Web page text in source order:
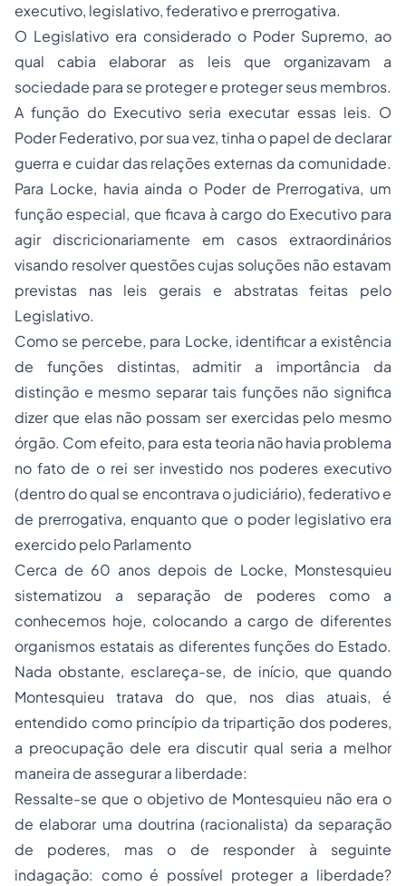
executivo, legislativo, federativo e prerrogativa.
O Legislativo era considerado o Poder Supremo, ao
qual cabia elaborar as leis que organizavam a
sociedade para se proteger e proteger seus membros.
A função do Executivo seria executar essas leis. O
Poder Federativo, por sua vez, tinha o papel de declarar
guerra e cuidar das relações externas da comunidade.
Para Locke, havia ainda o Poder de Prerrogativa, um
função especial, que ficava à cargo do Executivo para
agir discricionariamente em casos extraordinários
visando resolver questões cujas soluções não estavam
previstas nas leis gerais e abstratas feitas pelo
Legislativo.
Como se percebe, para Locke, identificar a existência
de funções distintas, admitir a importância da
distinção e mesmo separar tais funções não significa
dizer que elas não possam ser exercidas pelo mesmo
órgão. Com efeito, para esta teoria não havia problema
no fato de o rei ser investido nos poderes executivo
(dentro do qual se encontrava o judiciário), federativo e
de prerrogativa, enquanto que o poder legislativo era
exercido pelo Parlamento
Cerca de 60 anos depois de Locke, Monstesquieu
sistematizou a separação de poderes como a
conhecemos hoje, colocando a cargo de diferentes
organismos estatais as diferentes funções do Estado.
Nada obstante, esclareça-se, de início, que quando
Montesquieu tratava do que, nos dias atuais, é
entendido como princípio da tripartição dos poderes,
a preocupação dele era discutir qual seria a melhor
maneira de assegurar a liberdade:
Ressalte-se que o objetivo de Montesquieu não era o
de elaborar uma doutrina (racionalista) da separação
de poderes, mas o de responder à seguinte
indagação: como é possível proteger a liberdade?